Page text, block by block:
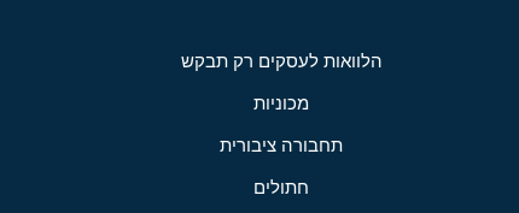
הלוואות לעסקים רק תבקש
מכוניות
תחבורה ציבורית
חתולים